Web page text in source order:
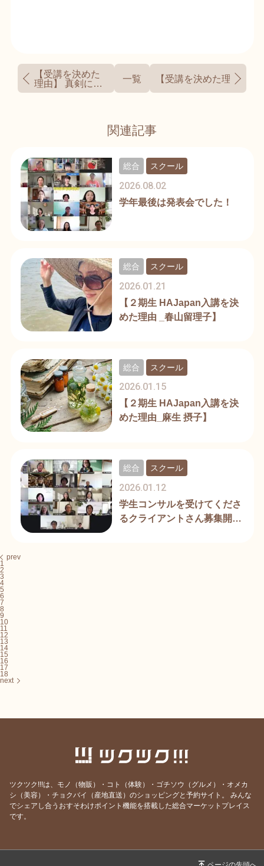
【受講を決めた
理由】 真剣にホ
メオパシーに向
一覧 【受講を決めた理由】
関連記事
学年最後は発表会でした！
2026.08.02
総合 スクール
【２期生 HAJapan入講を決
めた理由 _春山留理子】
2026.01.21
総合 スクール
【２期生 HAJapan入講を決
めた理由_麻生 摂子】
2026.01.15
総合 スクール
学生コンサルを受けてくださ
るクライアントさん募集開始
2026.01.12
総合 スクール
prev
1
2
3
4
5
6
7
8
9
10
11
12
13
14
15
16
17
18
next
ツクツク!!!は、モノ（物販）・コト（体験）・ゴチソウ（グルメ）・オメカ
シ（美容）・チョクバイ（産地直送）のショッピングと予約サイト。
みんな
でシェアし合うおすそわけポイント機能を搭載した総合マーケットプレイス
です。